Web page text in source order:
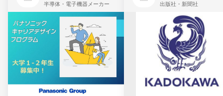
半導体・電子機器メーカー 出版社・新聞社